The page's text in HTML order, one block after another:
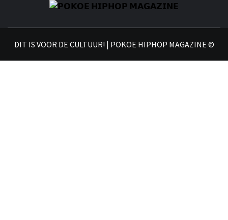
DIT IS VOOR DE CULTUUR! | POKOE HIPHOP MAGAZINE ©